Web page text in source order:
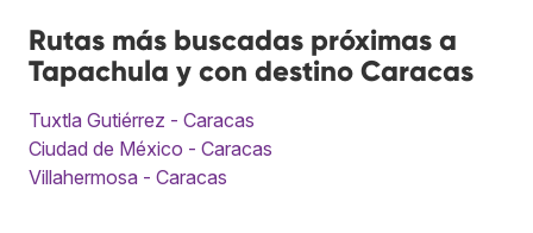
Rutas más buscadas próximas a
Tapachula y con destino Caracas
Tuxtla Gutiérrez - Caracas
Ciudad de México - Caracas
Villahermosa - Caracas